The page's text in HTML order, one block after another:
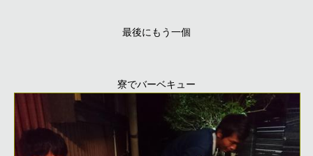
最後にもう一個
寮でバーベキュー